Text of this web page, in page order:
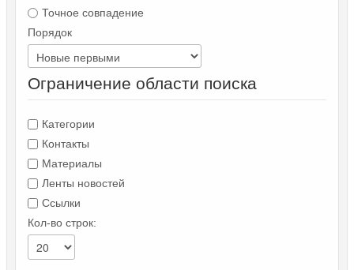
Точное совпадение
Порядок
Ограничение области поиска
Категории
Контакты
Материалы
Ленты новостей
Ссылки
Кол-во строк: